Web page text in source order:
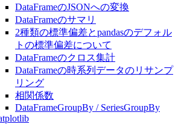
DataFrameのJSONへの変換
DataFrameのサマリ
2種類の標準偏差とpandasのデフォル
トの標準偏差について
DataFrameのクロス集計
DataFrameの時系列データのリサンプ
リング
相関係数
DataFrameGroupBy / SeriesGroupBy